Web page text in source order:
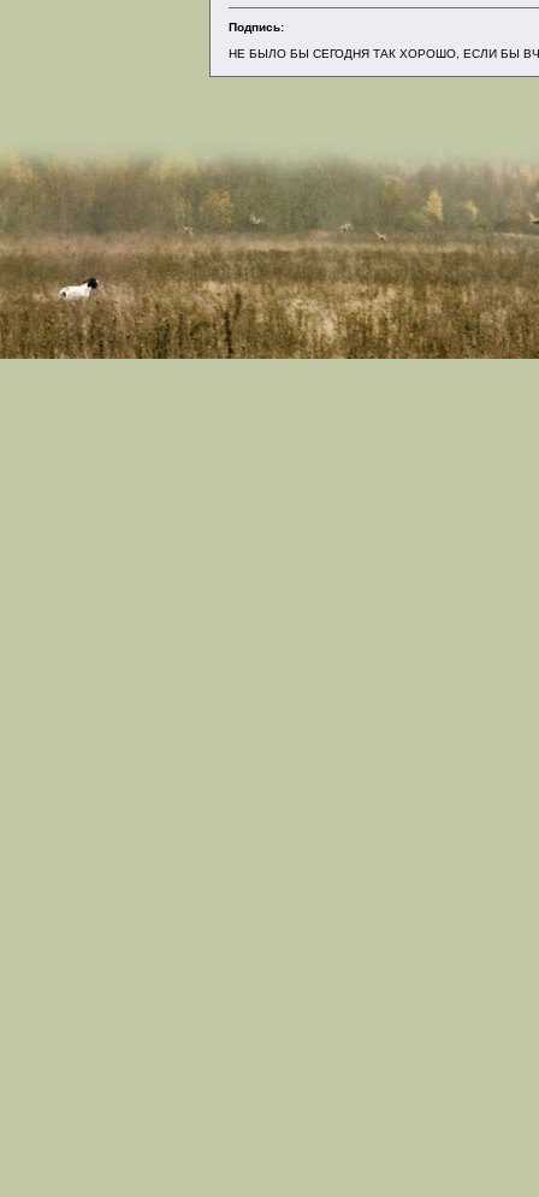
Подпись:
НЕ БЫЛО БЫ СЕГОДНЯ ТАК ХОРОШО, ЕСЛИ БЫ